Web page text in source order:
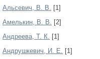
Альсевич, В. В. [1]
Амелькин, В. В. [2]
Андреева, Т. К. [1]
Андрушкевич, И. Е. [1]